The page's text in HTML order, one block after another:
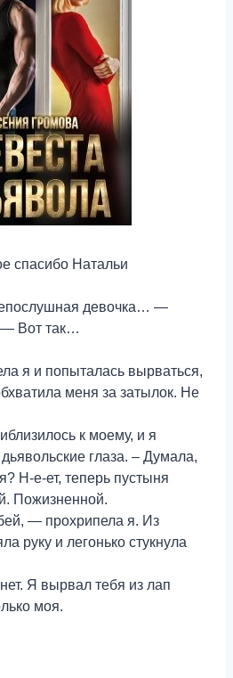
спасибо Натальи
девочка… —
— Вот так…
я и попыталась вырваться,
меня за затылок. Не
к моему, и я
глаза. – Думала,
Н-е-ет, теперь пустыня
Пожизненной.
— прохрипела я. Из
руку и легонько стукнула
Я вырвал тебя из лап
моя.